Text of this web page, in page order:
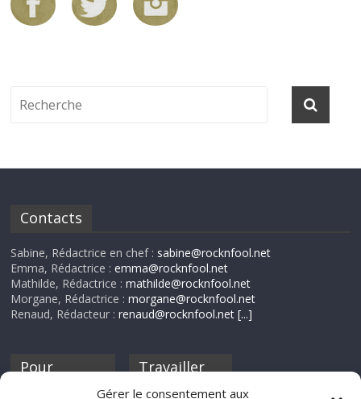
Gérer le consentement aux
Contacts
Sabine, Rédactrice en chef : sabine@rocknfool.net
Emma, Rédactrice :emma@rocknfool.net
Mathilde, Rédactrice :mathilde@rocknfool.net
Morgane, Rédactrice :morgane@rocknfool.net
Renaud, Rédacteur :renaud@rocknfool.net [...]
Pour
Travailler